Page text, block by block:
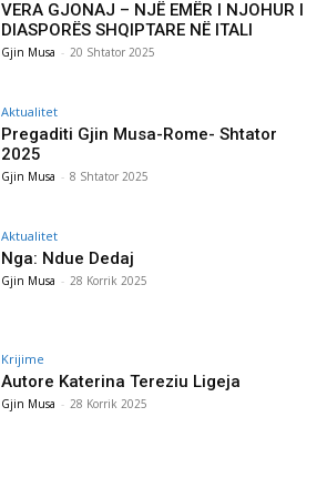
VERA GJONAJ – NJË EMËR I NJOHUR I
DIASPORËS SHQIPTARE NË ITALI
Gjin Musa - 20 Shtator 2025
Aktualitet
Pregaditi Gjin Musa-Rome- Shtator
2025
Gjin Musa - 8 Shtator 2025
Aktualitet
Nga: Ndue Dedaj
Gjin Musa - 28 Korrik 2025
Krijime
Autore Katerina Tereziu Ligeja
Gjin Musa - 28 Korrik 2025